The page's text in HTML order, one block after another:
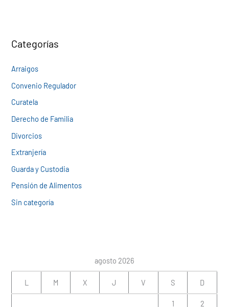
Categorías
Arraigos
Convenio Regulador
Curatela
Derecho de Familia
Divorcios
Extranjería
Guarda y Custodia
Pensión de Alimentos
Sin categoría
agosto 2026
L M X J V S D
1 2